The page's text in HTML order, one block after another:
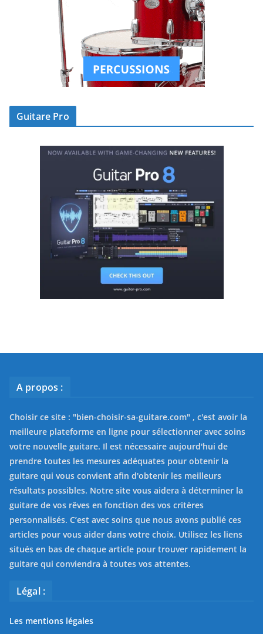
Guitare Pro
A propos :
Choisir ce site : "bien-choisir-sa-guitare.com" , c'est avoir la
meilleure plateforme en ligne pour sélectionner avec soins
votre nouvelle guitare. Il est nécessaire aujourd'hui de
prendre toutes les mesures adéquates pour obtenir la
guitare qui vous convient afin d'obtenir les meilleurs
résultats possibles. Notre site vous aidera à déterminer la
guitare de vos rêves en fonction des vos critères
personnalisés. C’est avec soins que nous avons publié ces
articles pour vous aider dans votre choix. Utilisez les liens
situés en bas de chaque article pour trouver rapidement la
guitare qui conviendra à toutes vos attentes.
Légal :
Les mentions légales